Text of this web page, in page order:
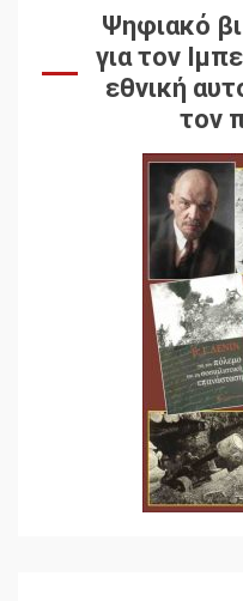
Ψηφιακό
για τον
εθνική
τον